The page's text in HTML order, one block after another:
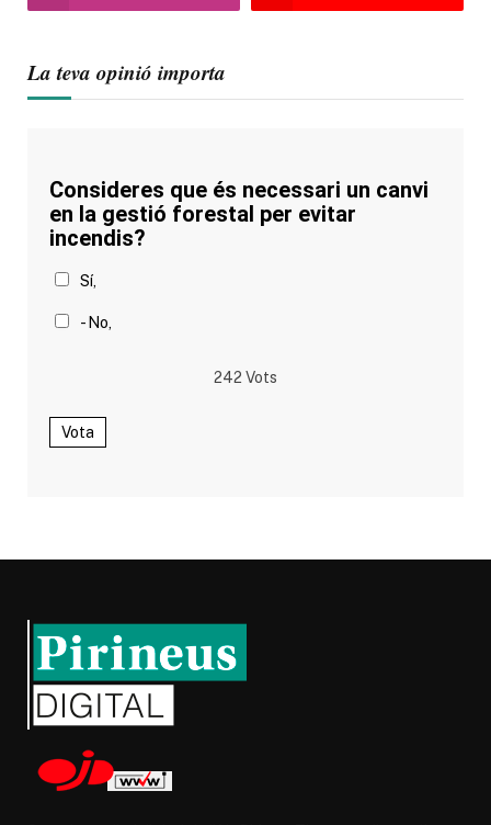
La teva opinió importa
Consideres que és necessari un canvi
en la gestió forestal per evitar
incendis?
Sí,
- No,
242 Vots
Vota